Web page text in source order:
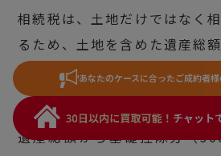
相続税は、土地だけではなく
るため、土地を含めた遺産総
順で算出します。
①課税遺産総額を算出する
遺産総額から基礎控除分（
あなたのケースに合ったご成約者